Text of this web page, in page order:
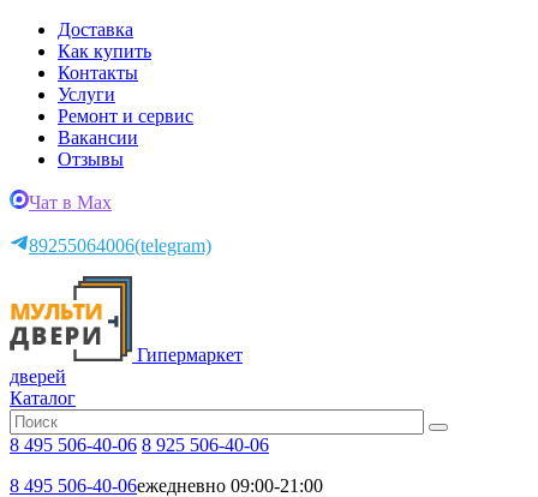
Доставка
Как купить
Контакты
Услуги
Ремонт и сервис
Вакансии
Отзывы
Чат в Max
89255064006(telegram)
Гипермаркет
дверей
Каталог
8 495 506-40-06 8 925 506-40-06
8 495 506-40-06ежедневно 09:00-21:00